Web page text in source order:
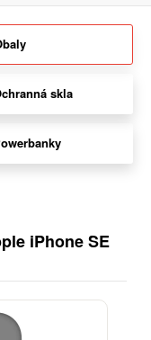
skla
iPhone SE